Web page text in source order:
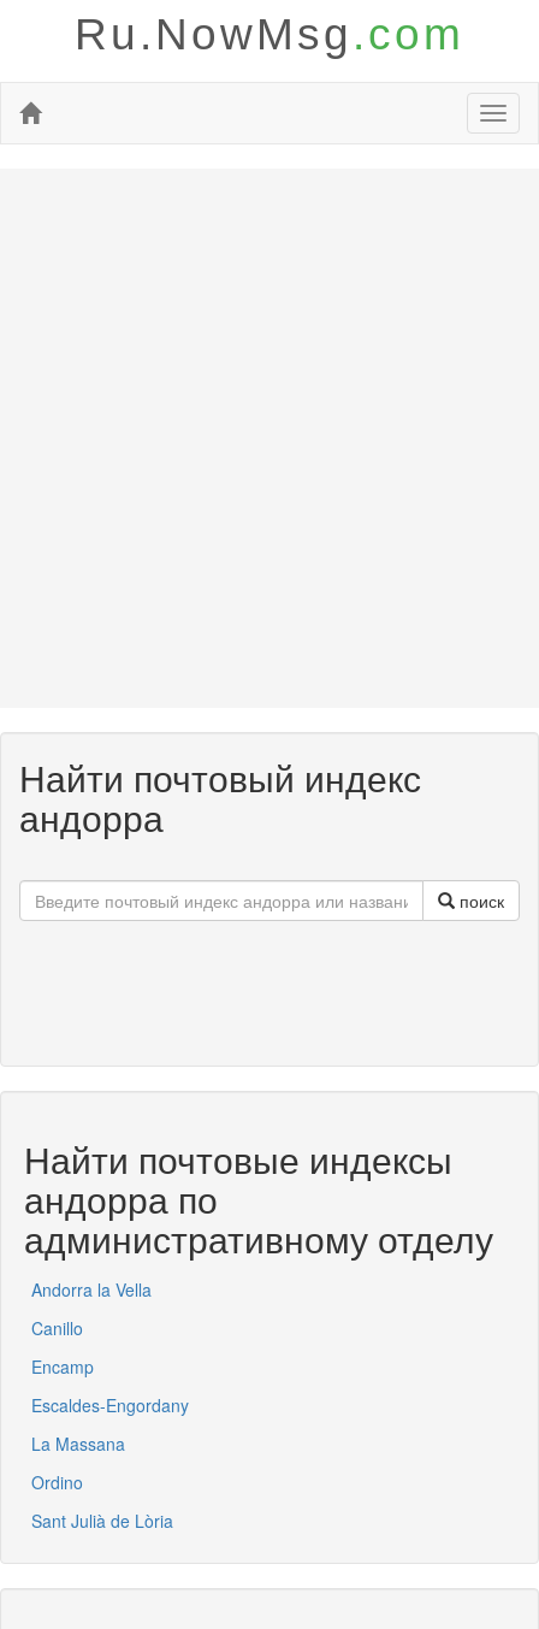
Ru.NowMsg.com
Найти почтовый индекс
андорра
поиск
Найти почтовые индексы
андорра по
административному отделу
Andorra la Vella
Canillo
Encamp
Escaldes-Engordany
La Massana
Ordino
Sant Julià de Lòria